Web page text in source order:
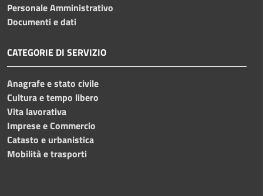
Personale Amministrativo
Documenti e dati
CATEGORIE DI SERVIZIO
Anagrafe e stato civile
Cultura e tempo libero
Vita lavorativa
Imprese e Commercio
Catasto e urbanistica
Mobilità e trasporti